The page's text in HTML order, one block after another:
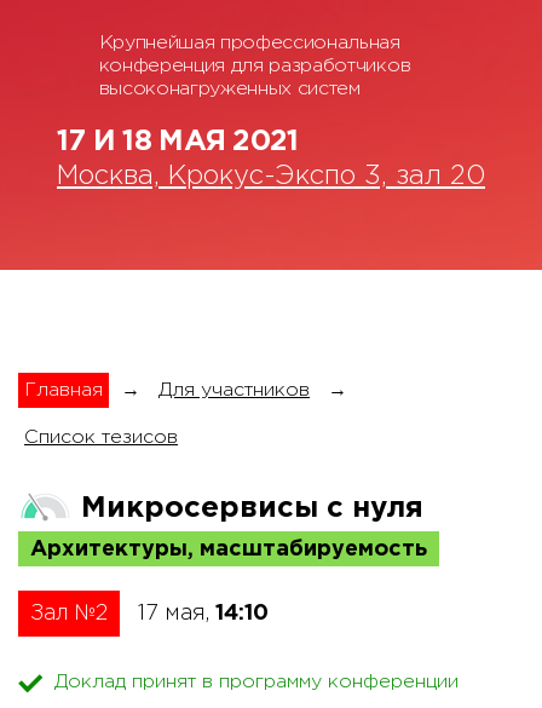
Крупнейшая профессиональная
конференция для разработчиков
высоконагруженных систем
17 И 18 МАЯ 2021
Москва, Крокус-Экспо 3, зал 20
Главная → Для участников →
Список тезисов
Микросервисы с нуля
Архитектуры, масштабируемость
Зал №2 17 мая, 14:10
Доклад принят в программу конференции